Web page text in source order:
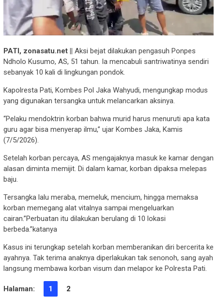
PATI, zonasatu.net || Aksi bejat dilakukan pengasuh Ponpes
Ndholo Kusumo, AS, 51 tahun. Ia mencabuli santriwatinya sendiri
sebanyak 10 kali di lingkungan pondok.
Kapolresta Pati, Kombes Pol Jaka Wahyudi, mengungkap modus
yang digunakan tersangka untuk melancarkan aksinya.
“Pelaku mendoktrin korban bahwa murid harus menuruti apa kata
guru agar bisa menyerap ilmu,” ujar Kombes Jaka, Kamis
(7/5/2026).
Setelah korban percaya, AS mengajaknya masuk ke kamar dengan
alasan diminta memijit. Di dalam kamar, korban dipaksa melepas
baju.
Tersangka lalu meraba, memeluk, mencium, hingga memaksa
korban memegang alat vitalnya sampai mengeluarkan
cairan.”Perbuatan itu dilakukan berulang di 10 lokasi
berbeda.”katanya
Kasus ini terungkap setelah korban memberanikan diri bercerita ke
ayahnya. Tak terima anaknya diperlakukan tak senonoh, sang ayah
langsung membawa korban visum dan melapor ke Polresta Pati.
Halaman: 1 2